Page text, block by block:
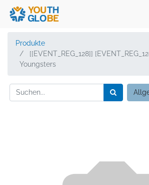
Produkte
[[EVENT_REG_128]]
Youngsters